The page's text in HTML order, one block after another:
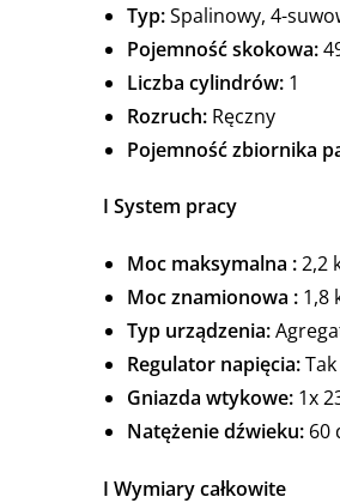
Typ:Spalinowy, 4-
Pojemność skokowa:
Liczba cylindrów: 1
Rozruch: Ręczny
Pojemność zbiornika
ISystem pracy
Moc maksymalna :2,2
Moc znamionowa : 1,8
Typ urządzenia:
Regulator napięcia:Tak
Gniazda wtykowe: 1x
Natężenie dźwieku: 60
IWymiary całkowite